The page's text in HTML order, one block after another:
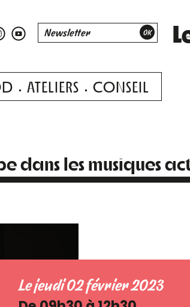
ATELIERS CONSEIL
dans les musiques
Le jeudi 02 février 2023